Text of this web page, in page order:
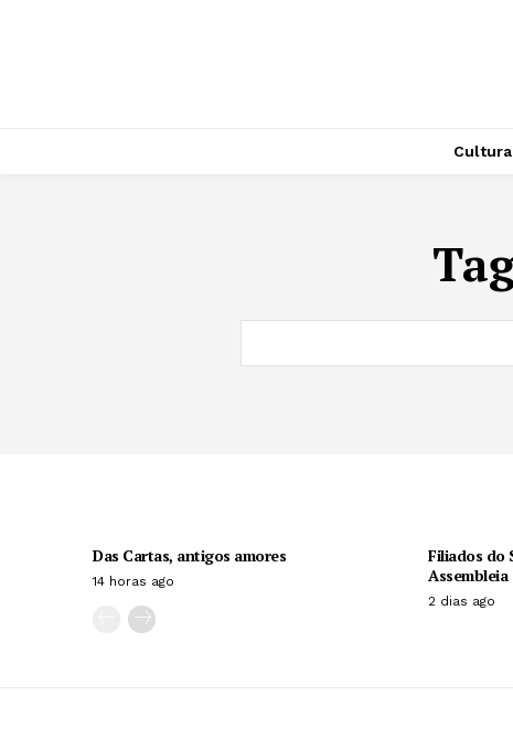
Cultura
Das Cartas, antigos amores
14 horas ago
Filiados do
2 dias ago